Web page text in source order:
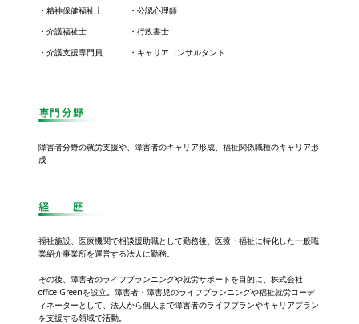
・精神保健福祉士
・公認心理師
・介護福祉士
・行政書士
・介護支援専門員
・キャリアコンサルタント
障害者分野の就労支援や、障害者のキャリア形成、福祉関係職種のキャリア形
成
福祉施設、医療機関で相談援助職として勤務後、医療・福祉に特化した一般職
業紹介事業所を運営する法人に勤務。
その後、障害者のライフプランニングや就労サポートを目的に、株式会社
office Greenを設立。障害者・障害児のライフプランニングや福祉就労コーデ
ィネーターとして、法人から個人まで障害者のライフプランやキャリアプラン
を支援する領域で活動。